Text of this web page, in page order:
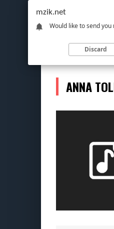
ANNA
mzik.net
Would like to send
Discard